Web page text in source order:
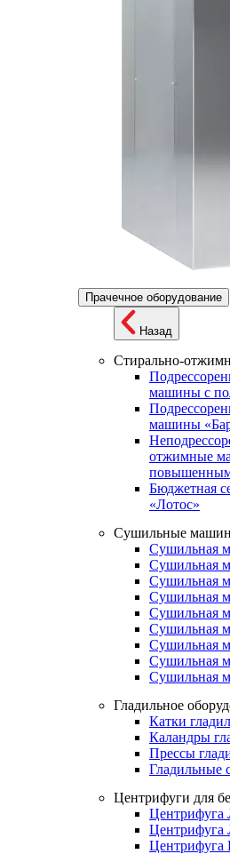
Прачечное оборудование
Назад
Стирально-
машины с
машины
отжимные
Бюджетная
«Лотос»
Сушильные
Сушильная
Сушильная
Сушильная
Сушильная
Сушильная
Сушильная
Сушильная
Сушильная
Сушильная
Гладильное
Катки
Каландры
Прессы
Гладильные
Центрифуги для
Центрифуга
Центрифуга
Центрифуга